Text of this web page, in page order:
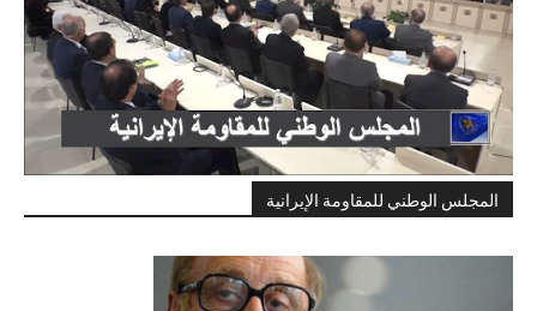
المجلس الوطني للمقاومة الإيرانية